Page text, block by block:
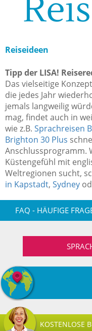
Reiseideen
Tipp der LISA!
Das vielseitige Konzept
die jedes Jahr
jemals langweilig
mag, findet auch in
wie z.B. Sprachreisen
Brighton 30 Plus
Anschlussprogramm.
Küstengefühl mit
Weltregionen sucht,
in Kapstadt, Sydney
FAQ - HÄUFIGE
KOSTENLOSE